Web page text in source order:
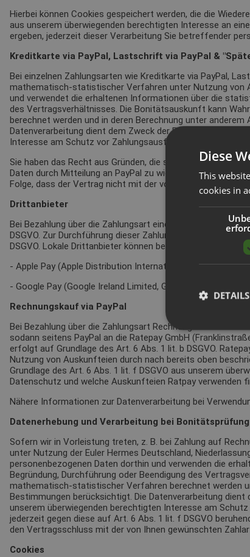
Hierbei können Cookies gespeichert werden, die die
aus unserem überwiegenden berechtigten Interesse an
ergeben, jederzeit dieser Verarbeitung Sie betreffender
Kreditkarte via PayPal, Lastschrift via PayPal &
Bei einzelnen Zahlungsarten wie Kreditkarte via PayPal,
mathematisch-statistischer Verfahren unter Nutzung von
und verwendet die erhaltenen Informationen über die
des Vertragsverhältnisses. Die Bonitätsauskunft kann
berechnet werden und in deren Berechnung unter
Datenverarbeitung dient dem Zweck der Bonitätsprüfung
Interesse am Schutz vor Zahlungsausfall, wenn PayPal in
Sie haben das Recht aus Gründen, die sich aus Ihrer
Daten durch Mitteilung an PayPal zu widersprechen. Die
Folge, dass der Vertrag nicht mit der von Ihnen gewählten
Drittanbieter
Bei Bezahlung über die Zahlungsart eines Drittanbieters
DSGVO. Zur Durchführung dieser Zahlungsart werden die
DSGVO. Lokale Drittanbieter können beispielsweise sein:
- Apple Pay (Apple Distribution International Ltd., Hollyhill
- Google Pay (Google Ireland Limited, Gordon House, 4
Rechnungskauf via PayPal
Bei Bezahlung über die Zahlungsart Rechnungskauf
sodann seitens PayPal an die Ratepay GmbH
erfolgt auf Grundlage des Art. 6 Abs. 1 lit. b DSGVO.
Nutzung von Auskunfteien durch nach bereits oben
Grundlage des Art. 6 Abs. 1 lit. f DSGVO aus unserem
Datenschutz und welche Auskunfteien Ratpay verwenden
Nähere Informationen zur Datenverarbeitung bei
Datenerhebung und Verarbeitung bei Bonitätsprüfung
Sofern wir in Vorleistung treten, z. B. bei Zahlung auf
unter Nutzung der Euler Hermes Deutschland,
personenbezogenen Daten dorthin und verwenden die
Begründung, Durchführung oder Beendigung des
mathematisch-statistischer Verfahren berechnet werden
Bestimmungen berücksichtigt. Die Datenverarbeitung
unserem überwiegenden berechtigten Interesse am
jederzeit gegen diese auf Art. 6 Abs. 1 lit. f DSGVO
den Vertragsschluss mit der von Ihnen gewünschten
Cookies
Diese
This
cookies in